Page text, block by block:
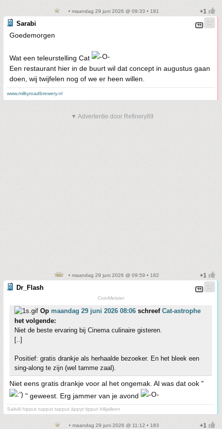
• maandag 29 juni 2026 @ 09:33 • 181
Sarabi
Goedemorgen
Wat een teleurstelling Cat
Een restaurant hier in de buurt wil dat concept in augustus gaan
doen, wij twijfelen nog of we er heen willen.
www.milkyroadbrewery.nl
▼ Advertentie door Refinery89
• maandag 29 juni 2026 @ 09:59 • 182
Dr_Flash
CoinMeister
Op maandag 29 juni 2026 08:06 schreef Cat-astrophe
het volgende:
Niet de beste ervaring bij Cinema culinaire gisteren.
[..]
Positief: gratis drankje als herhaalde bezoeker. En het bleek een
sing-along te zijn (wel tamme zaal).
Niet eens gratis drankje voor al het ongemak. Al was dat ook "
" geweest. Erg jammer van je avond
Salivili hipput tupput tapput äppyt tipput hilijalleen
• maandag 29 juni 2026 @ 11:12 • 183